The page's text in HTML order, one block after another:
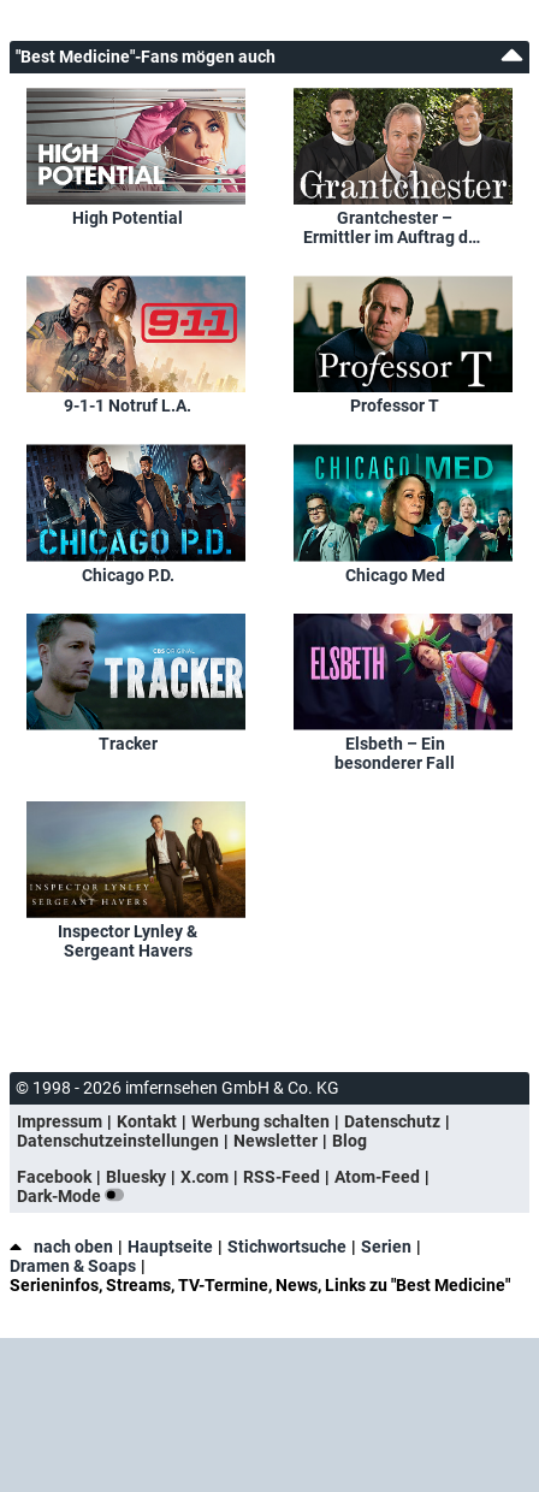
"Best Medicine"-Fans mögen auch
High Potential
Grantchester –
Ermittler im Auftrag des
9-1-1 Notruf L.A. Professor T
Chicago P.D. Chicago Med
Tracker
Elsbeth – Ein
besonderer Fall
Inspector Lynley &
Sergeant Havers
© 1998 - 2026 imfernsehen GmbH & Co. KG
Impressum
Kontakt Werbung schalten
Datenschutz
Datenschutzeinstellungen
Newsletter
Blog
Facebook
Bluesky X.com RSS-Feed
Atom-Feed
Dark-Mode
nach oben Hauptseite Stichwortsuche
Serien
Dramen & Soaps
Serieninfos, Streams, TV-Termine, News, Links zu "Best Medicine"